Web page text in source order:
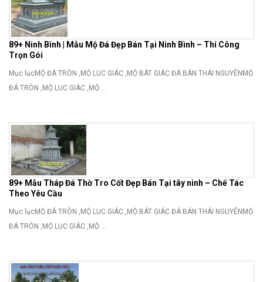
89+ Ninh Bình | Mẫu Mộ Đá Đẹp Bán Tại Ninh Bình – Thi Công
Trọn Gói
Mục lụcMỘ ĐÁ TRÒN ,MỘ LUC GIÁC ,MỘ BÁT GIÁC ĐÁ BÁN THÁI NGUYÊNMỘ
ĐÁ TRÒN ,MỘ LUC GIÁC ,MỘ ...
89+ Mẫu Tháp Đá Thờ Tro Cốt Đẹp Bán Tại tây ninh – Chế Tác
Theo Yêu Cầu
Mục lụcMỘ ĐÁ TRÒN ,MỘ LUC GIÁC ,MỘ BÁT GIÁC ĐÁ BÁN THÁI NGUYÊNMỘ
ĐÁ TRÒN ,MỘ LUC GIÁC ,MỘ ...